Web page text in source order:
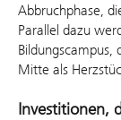
Abbruchphase,
Parallel dazu
Bildungscampus,
Mitte als
Investitionen,